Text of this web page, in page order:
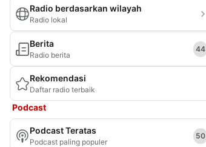
Radio berdasarkan wilayah
Radio lokal
Berita
Radio berita
44
Rekomendasi
Daftar radio terbaik
Podcast
Podcast Teratas
Podcast paling populer
50